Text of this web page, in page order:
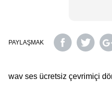
PAYLAŞMAK
wav ses ücretsiz çevrimiçi